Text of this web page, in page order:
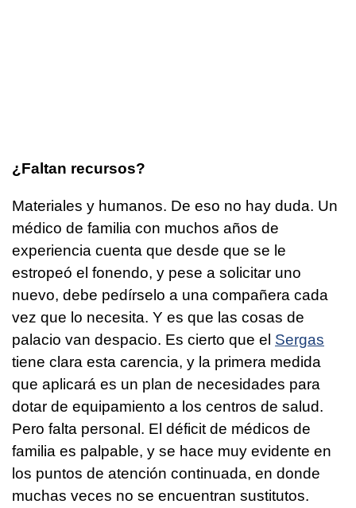
¿Faltan recursos?
Materiales y humanos. De eso no hay duda. Un
médico de familia con muchos años de
experiencia cuenta que desde que se le
estropeó el fonendo, y pese a solicitar uno
nuevo, debe pedírselo a una compañera cada
vez que lo necesita. Y es que las cosas de
palacio van despacio. Es cierto que el Sergas
tiene clara esta carencia, y la primera medida
que aplicará es un plan de necesidades para
dotar de equipamiento a los centros de salud.
Pero falta personal. El déficit de médicos de
familia es palpable, y se hace muy evidente en
los puntos de atención continuada, en donde
muchas veces no se encuentran sustitutos.